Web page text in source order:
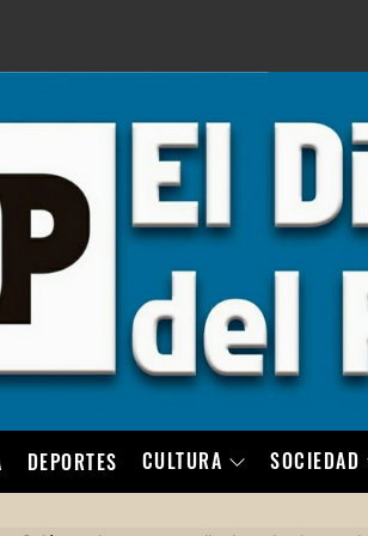
DEPORTES CULTURA SOCIEDAD